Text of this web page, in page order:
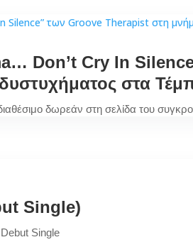
Don’t Cry In
στα
δωρεάν στη σελίδα του
Single)
Single